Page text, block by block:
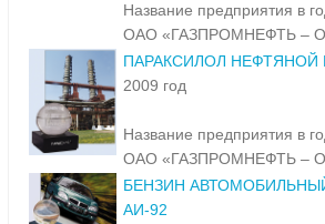
Название предприятия в
ОАО «ГАЗПРОМНЕФТЬ –
ПАРАКСИЛОЛ
2009 год
Название предприятия в
ОАО «ГАЗПРОМНЕФТЬ –
БЕНЗИН
АИ-92